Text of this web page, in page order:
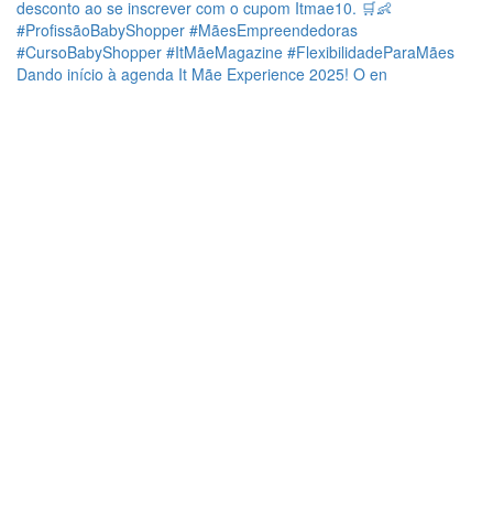
Dando início à agenda It Mãe Experience 2025! O en